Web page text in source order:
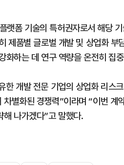
랫폼 기술의 특허권자로서 해당
제품별 글로벌 개발 및 상업화
화하는 데 연구 역량을 온전히 집
한 개발 전문 기업의 상업화 리스
별화된 경쟁력”이라며 “이번 계
나가겠다”고 말했다.